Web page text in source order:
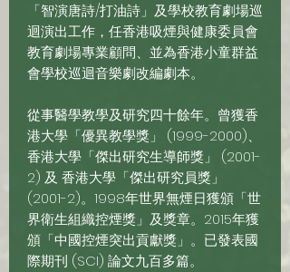
「智演唐詩/打油詩」及學校教育劇場巡
迴演出工作，任香港吸煙與健康委員會
教育劇場專業顧問、並為香港小童群益
會學校巡迴音樂劇改編劇本。
從事醫學教學及研究四十餘年。曾獲香
港大學「優異教學獎」 (1999-2000)、
香港大學「傑出研究生導師獎」 (2001-
2) 及 香港大學「傑出研究員獎」
(2001-2)。1998年世界無煙日獲頒「世
界衛生組織控煙獎」及獎章。2015年獲
頒「中國控煙突出貢獻獎」。已發表國
際期刊 (SCI) 論文九百多篇。